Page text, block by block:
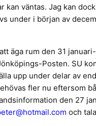
kan väntas. Jag kan
under i början av
äga rum den 31
Posten. SU
upp under delar av
fler nu eftersom
den 27
och